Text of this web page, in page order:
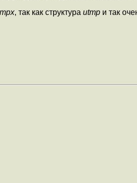
, так как структура utmp и так